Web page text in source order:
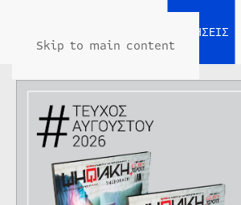
Skip to main content
ΕΙΔΗΣΕΙΣ